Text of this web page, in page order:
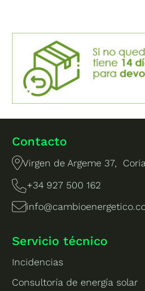
Contacto
Virgen de Argeme 37,
+34 927 500 162
Servicio técnico
Incidencias
Consultoría de energía solar